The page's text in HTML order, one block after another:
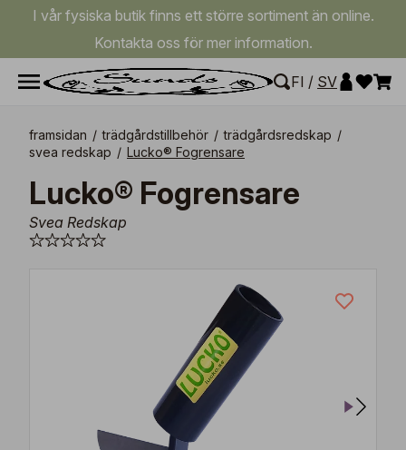
I vår fysiska butik finns ett större sortiment än online.
Kontakta oss för mer information.
FI / SV
framsidan / trädgårdstillbehör / trädgårdsredskap /
svea redskap / Lucko® Fogrensare
Lucko® Fogrensare
Svea Redskap